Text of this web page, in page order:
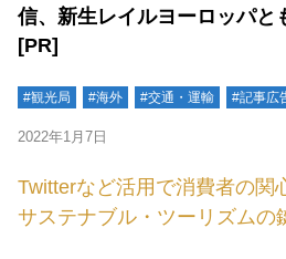
信、新生レイルヨーロッパと
[PR]
#観光局 #海外 #交通・運輸 #記事広
2022年1月7日
Twitterなど活用で消費者の関
サステナブル・ツーリズムの